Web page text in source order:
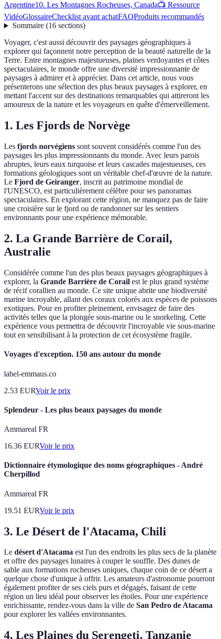
Argentine10. Les Montagnes Rocheuses, Canada📺 Ressource
VidéoGlossaireChecklist avant achatFAQProduits recommandés
Sommaire(16 sections)
Voyager, c'est aussi découvrir des paysages géographiques à
explorer qui façonnent notre perception de la beauté naturelle de la
Terre. Entre montagnes majestueuses, plaines verdoyantes et côtes
spectaculaires, le monde offre une diversité impressionnante de
paysages à admirer et à apprécier. Dans cet article, nous vous
présenterons une sélection des plus beaux paysages à explorer, en
mettant l'accent sur des destinations remarquables qui attireront les
amoureux de la nature et les voyageurs en quête d'émerveillement.
1. Les Fjords de Norvège
Les fjords norvégiens sont souvent considérés comme l'un des
paysages les plus impressionnants du monde. Avec leurs parois
abruptes, leurs eaux turquoise et leurs cascades majestueuses, ces
formations géologiques sont un véritable chef-d'œuvre de la nature.
Le Fjord de Geiranger, inscrit au patrimoine mondial de
l'UNESCO, est particulièrement célèbre pour ses panoramas
spectaculaires. En explorant cette région, ne manquez pas de faire
une croisière sur le fjord ou de randonner sur les sentiers
environnants pour une expérience mémorable.
2. La Grande Barrière de Corail,
Australie
Considérée comme l'un des plus beaux paysages géographiques à
explorer, la Grande Barrière de Corail est le plus grand système
de récif corallien au monde. Ce site unique abrite une biodiversité
marine incroyable, allant des coraux colorés aux espèces de poissons
exotiques. Pour en profiter pleinement, envisagez de faire des
activités telles que la plongée sous-marine ou le snorkeling. Cette
expérience vous permettra de découvrir l'incroyable vie sous-marine
tout en sensibilisant à la protection de cet écosystème fragile.
Voyages d'exception. 150 ans autour du monde
label-emmaus.co
2.53 EURVoir le prix
Splendeur - Les plus beaux paysages du monde
Ammareal FR
16.36 EURVoir le prix
Dictionnaire étymologique des noms géographiques - André
Cherpillod
Ammareal FR
19.51 EURVoir le prix
3. Le Désert de l'Atacama, Chili
Le désert d'Atacama est l'un des endroits les plus secs de la planète
et offre des paysages lunaires à couper le souffle. Des dunes de
sable aux formations rocheuses uniques, chaque coin de ce désert a
quelque chose d'unique à offrir. Les amateurs d'astronomie pourront
également profiter de ses ciels purs et dégagés, faisant de cette
région un lieu idéal pour observer les étoiles. Pour une expérience
enrichissante, rendez-vous dans la ville de San Pedro de Atacama
pour explorer les vallées environnantes.
4. Les Plaines du Serengeti, Tanzanie